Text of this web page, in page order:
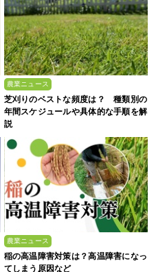
農業ニュース
芝刈りのベストな頻度は？ 種類別の
年間スケジュールや具体的な手順を解
説
農業ニュース
稲の高温障害対策は？高温障害になっ
てしまう原因など